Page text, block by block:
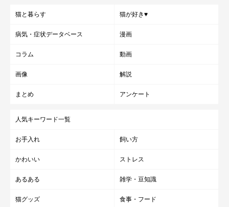
猫と暮らす 猫が好き♥
病気・症状データベース 漫画
コラム 動画
画像 解説
まとめ アンケート
人気キーワード一覧
お手入れ 飼い方
かわいい ストレス
あるある 雑学・豆知識
猫グッズ 食事・フード